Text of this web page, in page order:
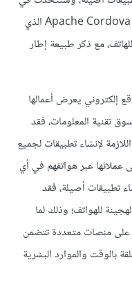
هذا المقال عن إطار العمل أباتشي كوردوفا Apache Cordova الذي
مع ذكر طبيعة إطار
يعرض أعمالها
تقنية المعلومات، فقد
لإنشاء تطبيقات لجميع
عملائها عبر هواتفهم في أي
تطبيقات أصيلة، فقد
للهواتف؛ وذلك لما
على منصات متعددة تتضمن
بالوقت والموارد البشرية